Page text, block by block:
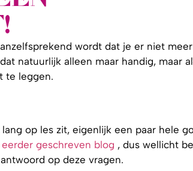
wordt dat je er niet
natuurlijk alleen maar handig, maar
te leggen.
op les zit, eigenlijk een paar hele
eerder geschreven blog , dus wellicht
op deze vragen.